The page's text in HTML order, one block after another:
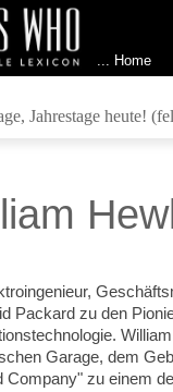
... Home
Jahrestage heute!
Packard zu den
Garage, dem
Company" zu einem